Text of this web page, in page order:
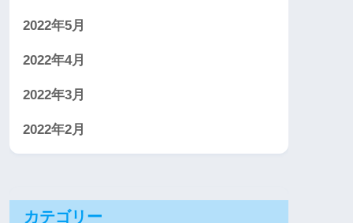
2022年5月
2022年4月
2022年3月
2022年2月
カテゴリー